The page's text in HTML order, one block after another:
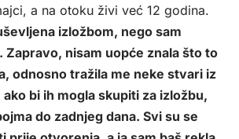
a na otoku živi već 12 godina.
izložbom, nego sam
Zapravo, nisam uopće znala što to
odnosno tražila me neke stvari iz
bi ih mogla skupiti za izložbu,
do zadnjeg dana. Svi su se